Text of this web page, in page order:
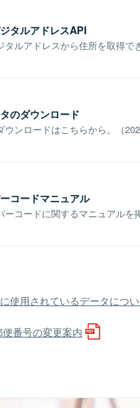
タルアドレスAPI
タルアドレスから住所を取得で
のダウンロード
ウンロードはこちらから。（
コードマニュアル
ーコードに関するマニュアルを
使用されているデータにつ
番号の変更案内